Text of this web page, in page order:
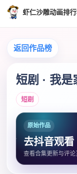
虾仁沙雕动画排
返回作品榜
短剧 · 我
短剧
原始作品
去抖音观看
查看合集更新与评论